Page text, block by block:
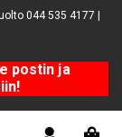
044 535 4177 |
postin ja